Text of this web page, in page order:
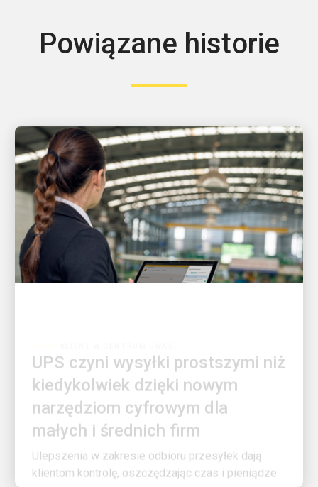
Powiązane historie
kiedykolwiek dzięki nowym
narzędziom cyfrowym dla
małych i średnich firm
Ulepszenia w zakresie odbioru przesyłek dają
klientom kontrolę, oszczędzając czas i pieniądze